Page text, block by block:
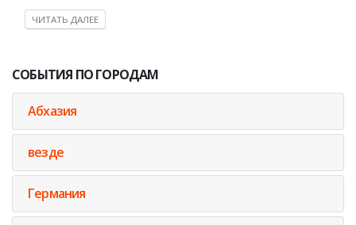
ЧИТАТЬ ДАЛЕЕ
СОБЫТИЯ ПО ГОРОДАМ
Абхазия
везде
Германия